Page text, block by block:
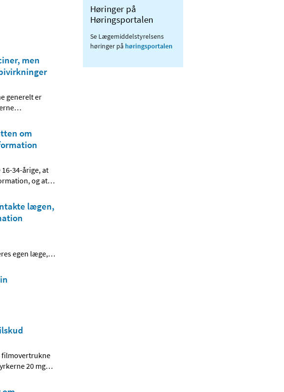
men
generelt er
…
om
34-årige, at
og at…
lægen,
egen læge,…
filmovertrukne
20 mg…
Høringer på
Høringsportalen
Se Lægemiddelstyrelsens
høringer på høringsportalen